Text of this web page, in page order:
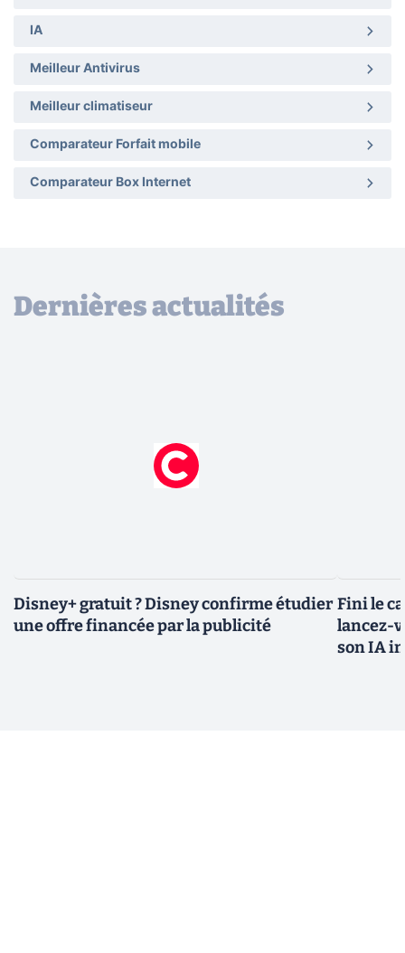
IA
Meilleur Antivirus
Meilleur climatiseur
Comparateur Forfait mobile
Comparateur Box Internet
Dernières actualités
Disney+ gratuit ? Disney confirme étudier
une offre financée par la publicité
Fini le
lancez-
son IA